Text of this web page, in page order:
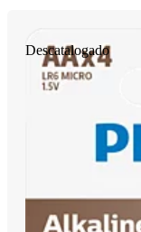
Descatalogado